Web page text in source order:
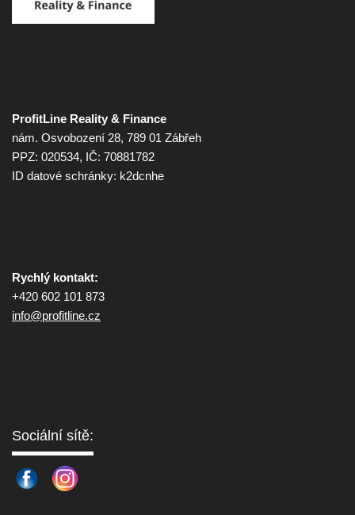
ProfitLine Reality & Finance
nám. Osvobození 28, 789 01 Zábřeh
PPZ: 020534, IČ: 70881782
ID datové schránky: k2dcnhe
Rychlý kontakt:
+420 602 101 873
info@profitline.cz
Sociální sítě: